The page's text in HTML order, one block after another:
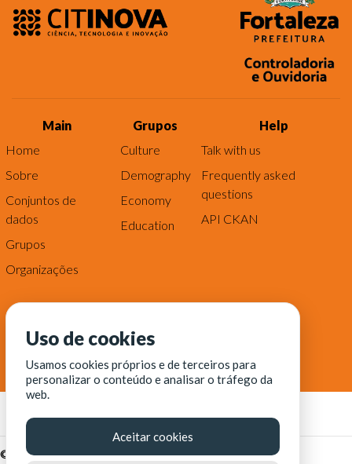
Main
Home
Sobre
Conjuntos de
dados
Grupos
Organizações
Grupos
Culture
Demography
Economy
Education
Help
Talk with us
Frequently asked
questions
API CKAN
© Fortaleza Digital || CITINOVA - Fundação de Ciência,
Uso de cookies
Usamos cookies próprios e de terceiros para
personalizar o conteúdo e analisar o tráfego da
web.
Aceitar cookies